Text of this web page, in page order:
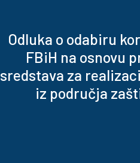
Odluka o odabiru
FBiH na osnovu
sredstava za
iz područja